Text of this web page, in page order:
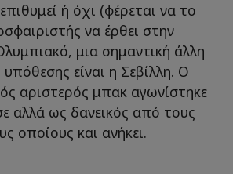
ή όχι (φέρεται να το
να έρθει στην
μια σημαντική άλλη
είναι η Σεβίλλη. Ο
αριστερός μπακ αγωνίστηκε
αλλά ως δανεικός από τους
οποίους και ανήκει.